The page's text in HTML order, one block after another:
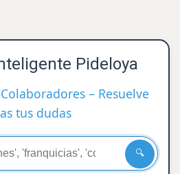
Pideloya
– Resuelve
tus dudas
🔍